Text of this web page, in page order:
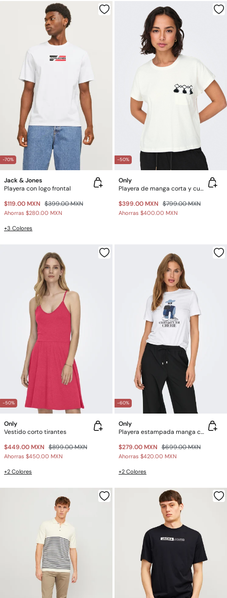
-70%
Jack & Jones
Playera con logo frontal
$119.00 MXN $399.00 MXN
Ahorras $280.00 MXN
+3 Colores
-50%
Only
Playera de manga corta y cuello redondo
$399.00 MXN $799.00 MXN
Ahorras $400.00 MXN
-50%
Only
Vestido corto tirantes
$449.00 MXN $899.00 MXN
Ahorras $450.00 MXN
+2 Colores
-60%
Only
Playera estampada manga corta
$279.00 MXN $699.00 MXN
Ahorras $420.00 MXN
+2 Colores